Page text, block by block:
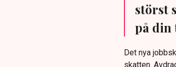
störst
på din
Det nya
skatten.